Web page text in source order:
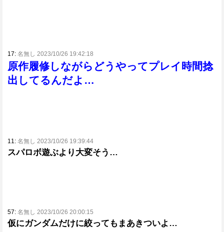
17: 名無し 2023/10/26 19:42:18
原作履修しながらどうやってプレイ時間捻
出してるんだよ…
11: 名無し 2023/10/26 19:39:44
スパロボ遊ぶより大変そう…
57: 名無し 2023/10/26 20:00:15
仮にガンダムだけに絞ってもまあきついよ…